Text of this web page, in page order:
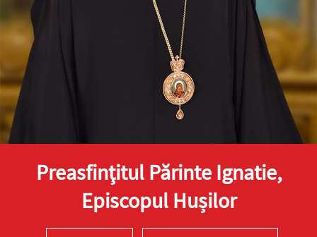
Preasfinţitul Părinte Ignatie,
Episcopul Hușilor